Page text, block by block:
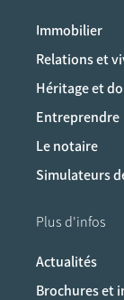
Immobilier
Relations et
Héritage et
Entreprendre
Le notaire
Simulateurs
Plus d'infos
Actualités
Brochures et